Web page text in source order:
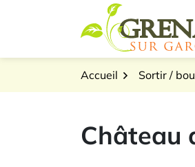
Accueil Sortir /
Château